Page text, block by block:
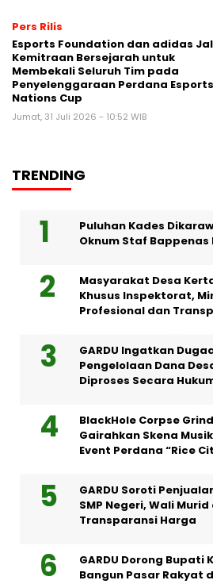
Pers Rilis
Esports Foundation dan adidas
Kemitraan Bersejarah untuk
Membekali Seluruh Tim pada
Penyelenggaraan Perdana Esports
Nations Cup
Jumat, 31 Juli 2026 - 10:52 WIB
TRENDING
Puluhan Kades
Oknum Staf
Masyarakat Desa
Khusus Inspektorat,
Profesional dan
GARDU Ingatkan
Pengelolaan Dana
Diproses Secara
BlackHole Corpse
Gairahkan Skena
Event Perdana “Rice
GARDU Soroti
SMP Negeri, Wali
Transparansi Harga
GARDU Dorong Bupati
Bangun Pasar Rakyat